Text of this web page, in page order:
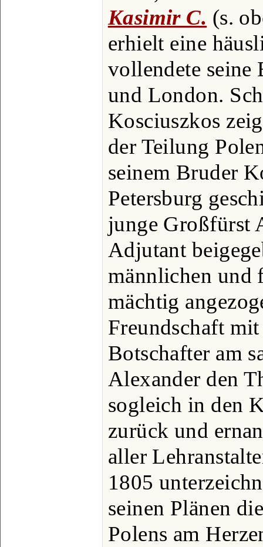
Kasimir C. (s.
erhielt eine
vollendete
und London.
Kosciuszkos
der Teilung
seinem Bruder
Petersburg
junge Großfürst
Adjutant
männlichen und
mächtig
Freundschaft
Botschafter am
Alexander den
sogleich in den
zurück und
aller
1805
seinen Plänen
Polens am